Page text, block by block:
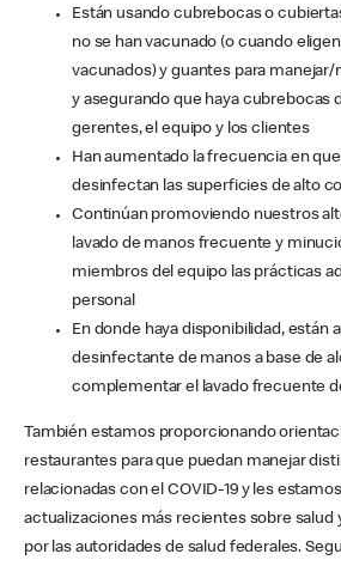
Están usando cubrebocas o
no se han vacunado (o cuando
vacunados) y guantes para
y asegurando que haya cubrebocas
gerentes, el equipo y los clientes
Han aumentado la frecuencia en
desinfectan las superficies de alto
Continúan promoviendo nuestros
lavado de manos frecuente y
miembros del equipo las prácticas
personal
En donde haya disponibilidad, están
desinfectante de manos a base de
complementar el lavado frecuente
También estamos proporcionando
restaurantes para que puedan manejar
relacionadas con el COVID-19 y les
actualizaciones más recientes sobre salud
por las autoridades de salud federales.